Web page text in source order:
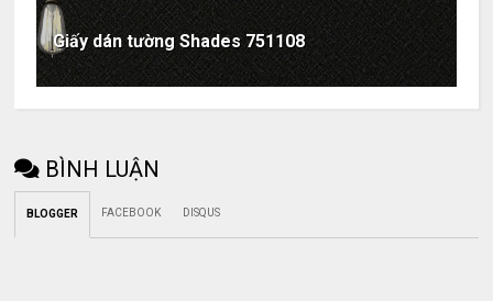
Giấy dán tường Shades 751108
BÌNH LUẬN
BLOGGER FACEBOOK DISQUS